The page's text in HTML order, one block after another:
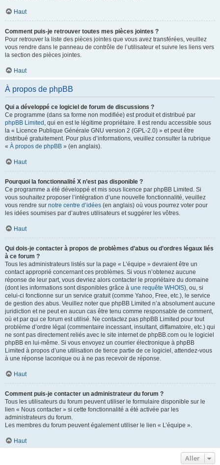
Haut
Comment puis-je retrouver toutes mes pièces jointes ?
Pour retrouver la liste des pièces jointes que vous avez transférées, veuillez
vous rendre dans le panneau de contrôle de l’utilisateur et suivre les liens vers
la section des pièces jointes.
Haut
À propos de phpBB
Qui a développé ce logiciel de forum de discussions ?
Ce programme (dans sa forme non modifiée) est produit et distribué par
phpBB Limited , qui en est le légitime propriétaire. Il est rendu accessible sous
la « Licence Publique Générale GNU version 2 (GPL-2.0) » et peut être
distribué gratuitement. Pour plus d’informations, veuillez consulter la rubrique
« À propos de phpBB » (en anglais).
Haut
Pourquoi la fonctionnalité X n’est pas disponible ?
Ce programme a été développé et mis sous licence par phpBB Limited. Si
vous souhaitez proposer l’intégration d’une nouvelle fonctionnalité, veuillez
vous rendre sur notre centre d’idées (en anglais) où vous pourrez voter pour
les idées soumises par d’autres utilisateurs et suggérer les vôtres.
Haut
Qui dois-je contacter à propos de problèmes d’abus ou d’ordres légaux liés
à ce forum ?
Tous les administrateurs listés sur la page « L’équipe » devraient être un
contact approprié concernant ces problèmes. Si vous n’obtenez aucune
réponse de leur part, vous devriez alors contacter le propriétaire du domaine
(dont les informations sont disponibles grâce à une requête WHOIS), ou, si
celui-ci fonctionne sur un service gratuit (comme Yahoo, Free, etc.), le service
de gestion des abus. Veuillez noter que phpBB Limited n’a absolument aucune
juridiction et ne peut en aucun cas être tenu comme responsable de comment,
où et par qui ce forum est utilisé. Ne contactez pas phpBB Limited pour tout
problème d’ordre légal (commentaire incessant, insultant, diffamatoire, etc.) qui
ne sont pas directement reliés avec le site internet de phpBB.com ou le logiciel
phpBB en lui-même. Si vous envoyez un courrier électronique à phpBB
Limited à propos d’une utilisation de tierce partie de ce logiciel, attendez-vous
à une réponse laconique ou à ne pas recevoir de réponse.
Haut
Comment puis-je contacter un administrateur du forum ?
Tous les utilisateurs du forum peuvent utiliser le formulaire disponible sur le
lien « Nous contacter » si cette fonctionnalité a été activée par les
administrateurs du forum.
Les membres du forum peuvent également utiliser le lien « L’équipe ».
Haut
Aller